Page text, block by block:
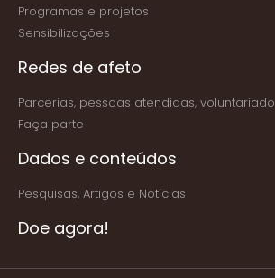
Programas e projetos
Sensibilizações
Redes de afeto
Parcerias, pessoas atendidas, voluntariado
Faça parte
Dados e conteúdos
Pesquisas, Artigos e Notícias
Doe agora!